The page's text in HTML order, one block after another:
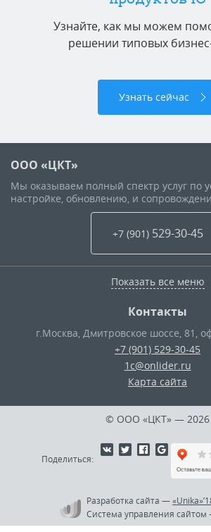
Узнайте, как мы можем
решении типовых
Узнать сейчас
ООО «ЦКТ»
Мы оказываем полный спектр услуг по
настройке, обновлению, и
+7 (901) 529-30-45
Показать все меню
Контакты
г.Москва Дмитровское шоссе, 81,
+7 (901) 529-30-45
1c@onlider.ru
Карта сайта
© ООО «ЦКТ» — 2026
Поделиться:
Разработка сайта —
Система управления сайтом